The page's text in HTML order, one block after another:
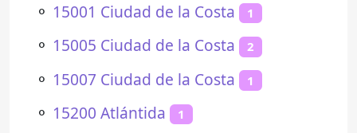
⚬ 15001 Ciudad de la Costa 1
⚬ 15005 Ciudad de la Costa 2
⚬ 15007 Ciudad de la Costa 1
⚬ 15200 Atlántida 1